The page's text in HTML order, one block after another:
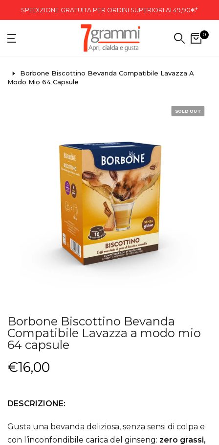
SPEDIZIONE GRATUITA PER ORDINI SUPERIORI AI 49,90€*
0
Borbone Biscottino Bevanda Compatibile Lavazza A
Modo Mio 64 Capsule
SOLD OUT
Borbone Biscottino Bevanda
Compatibile Lavazza a modo mio
64 capsule
€16,00
DESCRIZIONE:
Gusta una bevanda deliziosa, senza sensi di colpa e
con l’inconfondibile carica del ginseng: zero grassi,